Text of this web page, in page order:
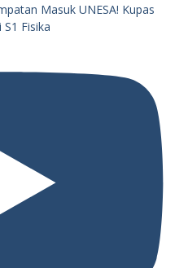
Masuk UNESA! Kupas
Fisika